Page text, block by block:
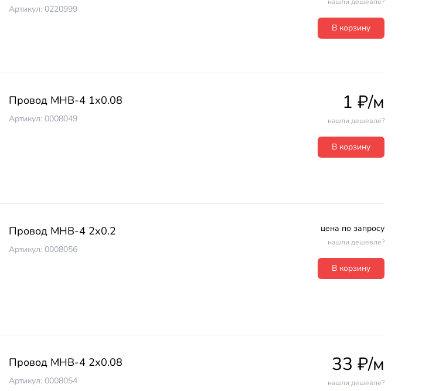
Артикул: 0220999
нашли дешевле?
В корзину
Провод МНВ-4 1х0.08
Артикул: 0008049
1 ₽/м
нашли дешевле?
В корзину
Провод МНВ-4 2х0.2
Артикул: 0008056
цена по запросу
нашли дешевле?
В корзину
Провод МНВ-4 2х0.08
Артикул: 0008054
33 ₽/м
нашли дешевле?